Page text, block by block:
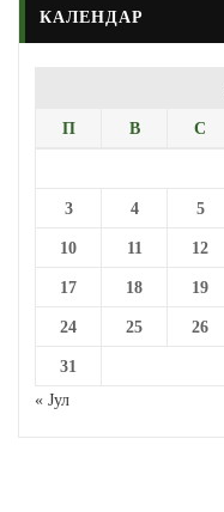
КАЛЕНДАР
П В С
3 4 5
10 11 12
17 18 19
24 25 26
31
« Јул